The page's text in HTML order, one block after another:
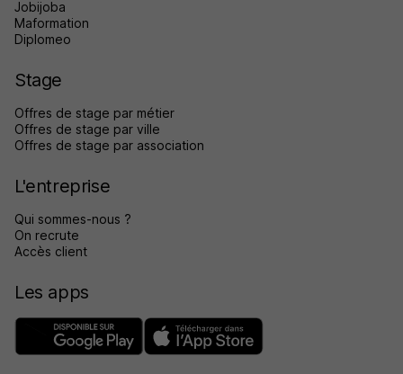
Jobijoba
Maformation
Diplomeo
Stage
Offres de stage par métier
Offres de stage par ville
Offres de stage par association
L'entreprise
Qui sommes-nous ?
On recrute
Accès client
Les apps